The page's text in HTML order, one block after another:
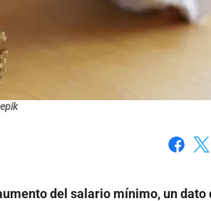
del salario mínimo, un dato